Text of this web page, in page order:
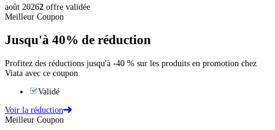
août 20262 offre validée
Meilleur Coupon
Jusqu'à 40% de réduction
Profitez des réductions jusqu'à -40 % sur les produits en promotion chez
Viata avec ce coupon.
Validé
Voir la réduction
Meilleur Coupon